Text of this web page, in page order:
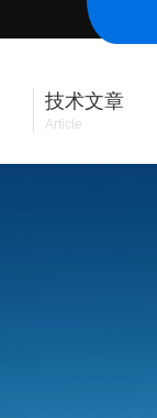
技术文章
Article